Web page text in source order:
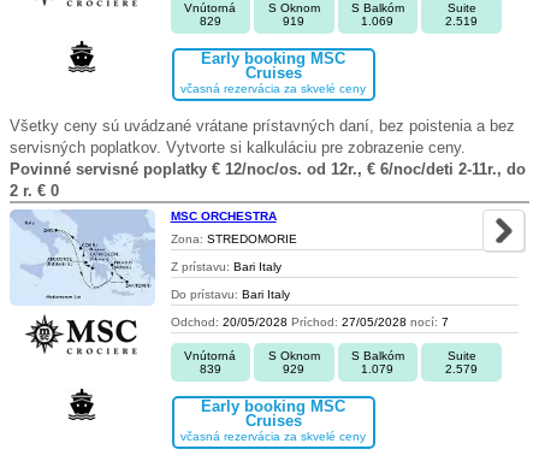
Vnútorná
829
S Oknom
919
S Balkóm
1.069
Suite
2.519
Early booking MSC
Cruises
včasná rezervácia za skvelé ceny
Všetky ceny sú uvádzané vrátane prístavných daní, bez poistenia a bez
servisných poplatkov. Vytvorte si kalkuláciu pre zobrazenie ceny.
Povinné servisné poplatky € 12/noc/os. od 12r., € 6/noc/deti 2-11r., do
2 r. € 0
MSC ORCHESTRA
Zona: STREDOMORIE
Z prístavu: Bari Italy
Do prístavu: Bari Italy
Odchod: 20/05/2028 Príchod: 27/05/2028 nocí: 7
Vnútorná
839
S Oknom
929
S Balkóm
1.079
Suite
2.579
Early booking MSC
Cruises
včasná rezervácia za skvelé ceny